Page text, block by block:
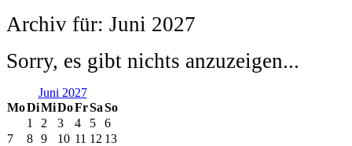
Archiv für: Juni 2027
Sorry, es gibt nichts anzuzeigen...
Juni 2027
MoDiMiDoFrSaSo
1 2 3 4 5
6
7
8 9 10 11 12 13